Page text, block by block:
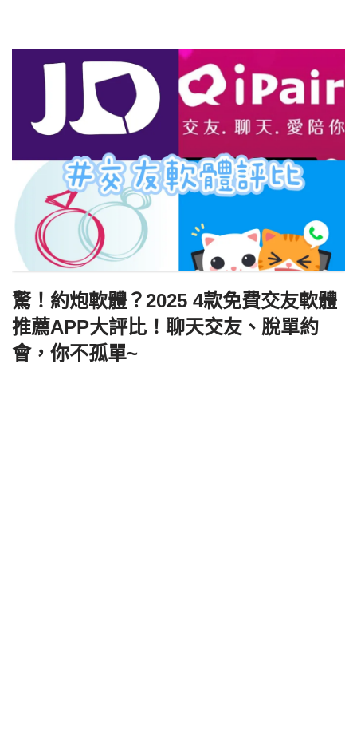
驚！約炮軟體？2025 4款免費交友軟體
推薦APP大評比！聊天交友、脫單約
會，你不孤單~